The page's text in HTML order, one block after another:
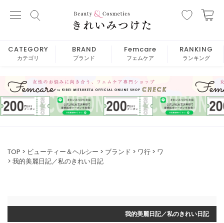
CATEGORY
カテゴリ
BRAND
ブランド
Femcare
フェムケア
RANKING
ランキング
TOP ビューティー＆ヘルシー ブランド ワ行
ワ
我的美麗日記／私のきれい日記
我的美麗日記／私のきれい日記